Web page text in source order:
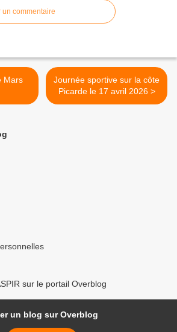
un commentaire
Journée sportive sur la côte
Picarde le 17 avril 2026 >
sur le portail Overblog
un blog sur Overblog